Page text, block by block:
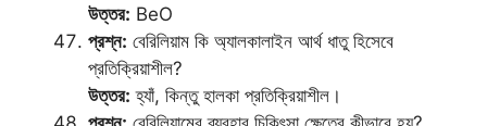
উত্তর: BeO
প্রশ্ন: বেরিলিয়াম কি অ্যালকালাইন আর্থ ধাতু হিসেবে
প্রতিক্রিয়াশীল?
উত্তর: হ্যাঁ, কিন্তু হালকা প্রতিক্রিয়াশীল।